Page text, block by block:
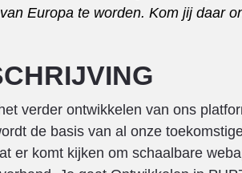
Europa te worden. Kom jij daar
verder ontwikkelen van ons
de basis van al onze
er komt kijken om schaalbare